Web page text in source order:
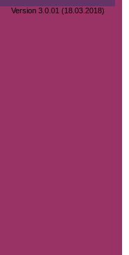
Version 3.0.01 (18.03.2018)